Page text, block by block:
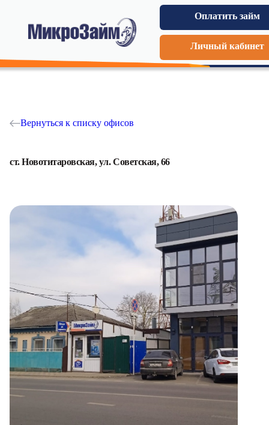
Оплатить займ
Личный кабинет
Вернуться к списку офисов
ст. Новотитаровская, ул. Советская, 66